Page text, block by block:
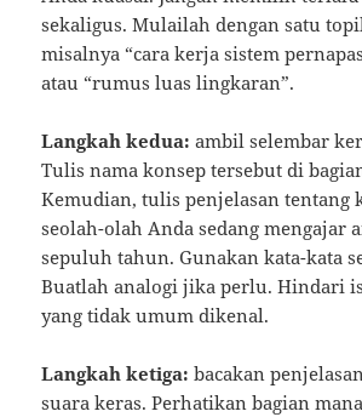
sekaligus. Mulailah dengan satu
misalnya “cara kerja sistem
atau “rumus luas lingkaran”.
Langkah kedua: ambil selembar
Tulis nama konsep tersebut di
Kemudian, tulis penjelasan tentang
seolah-olah Anda sedang mengajar
sepuluh tahun. Gunakan kata-kata
Buatlah analogi jika perlu. Hindari
yang tidak umum dikenal.
Langkah ketiga: bacakan
suara keras. Perhatikan bagian